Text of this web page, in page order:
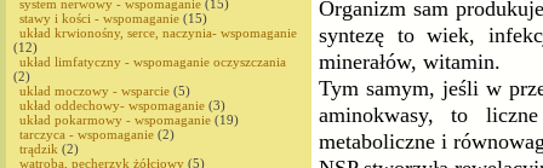
system nerwowy - wspomaganie (15)
stawy i kości - wspomaganie (15)
układ krwionośny, serce, naczynia- wspomaganie
(12)
układ limfatyczny - wspomaganie oczyszczania
(2)
uklad moczowy - wsparcie (5)
układ oddechowy- wspomaganie (3)
układ pokarmowy - wspomaganie (19)
tarczyca - wspomaganie (2)
trądzik (2)
wątroba, pęcherzyk żółciowy (5)
Organizm sam
syntezę to wiek,
minerałów, witamin.
Tym samym, jeśli w
aminokwasy, to
metaboliczne i